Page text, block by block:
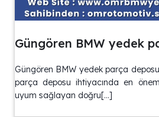
Güngören BMW yedek
Güngören BMW yedek parça
parça deposu ihtiyacında en
uyum sağlayan doğru[…]